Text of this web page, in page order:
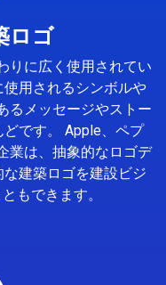
ロゴ
りに広く使用されてい
用されるシンボルや
るメッセージやストー
です。 Apple、ペプ
業は、抽象的なロゴデ
建築ロゴを建設ビジ
もできます。